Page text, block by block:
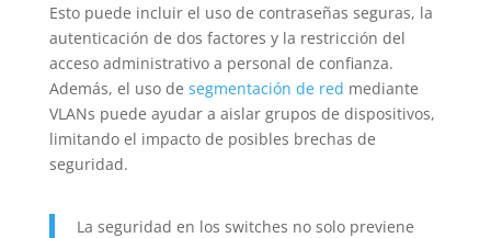
Esto puede incluir el uso de contraseñas seguras, la
autenticación de dos factores y la restricción del
acceso administrativo a personal de confianza.
Además, el uso de segmentación de red mediante
VLANs puede ayudar a aislar grupos de dispositivos,
limitando el impacto de posibles brechas de
seguridad.
La seguridad en los switches no solo previene